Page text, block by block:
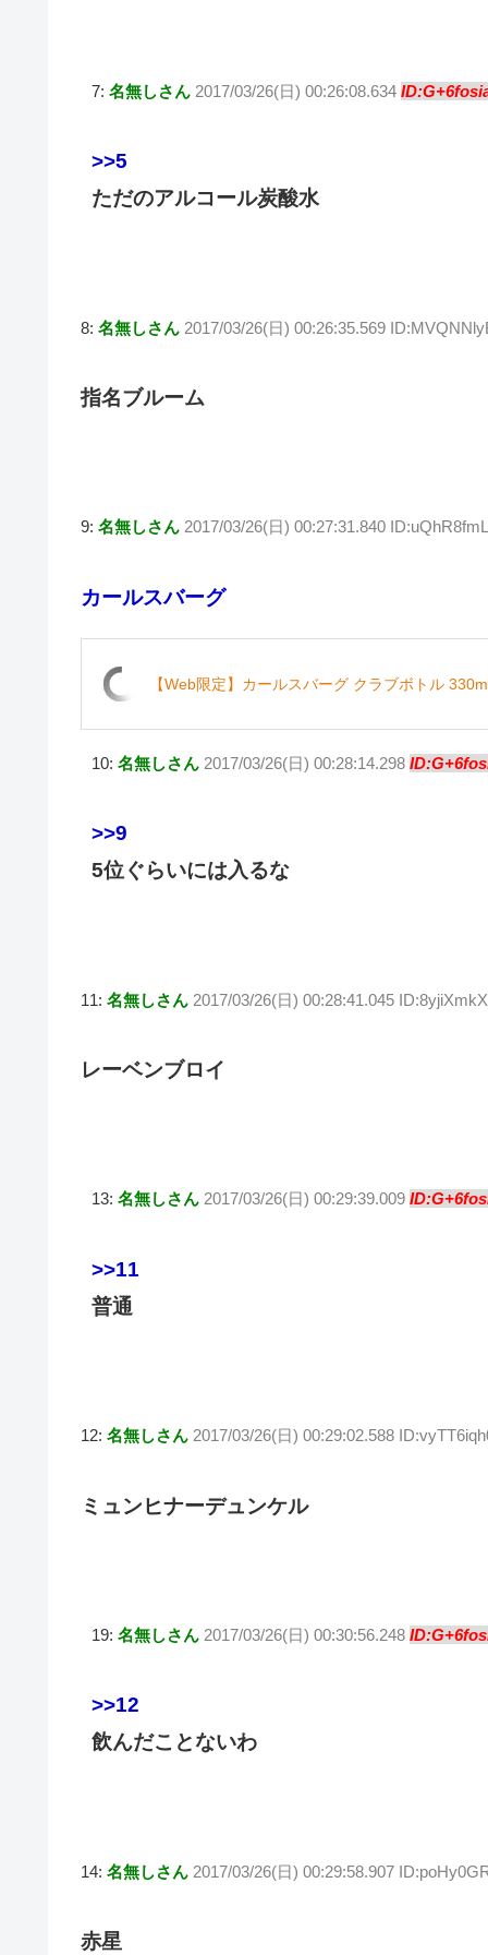
7: 名無しさん 2017/03/26(日) 00:26:08.634
>>5
ただのアルコール炭酸水
8: 名無しさん 2017/03/26(日) 00:26:35.569
指名ブルーム
9: 名無しさん 2017/03/26(日) 00:27:31.840
カールスバーグ
【Web限定】カールスバーグ クラブボトル
10: 名無しさん 2017/03/26(日) 00:28:14.298
>>9
5位ぐらいには入るな
11: 名無しさん 2017/03/26(日) 00:28:41.045
レーベンブロイ
13: 名無しさん 2017/03/26(日) 00:29:39.009
>>11
普通
12: 名無しさん 2017/03/26(日) 00:29:02.588
ミュンヒナーデュンケル
19: 名無しさん 2017/03/26(日) 00:30:56.248
>>12
飲んだことないわ
14: 名無しさん 2017/03/26(日) 00:29:58.907
赤星